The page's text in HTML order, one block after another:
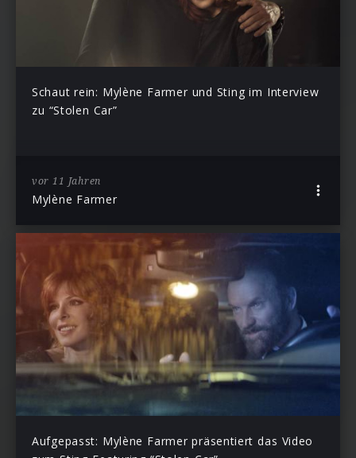
Schaut rein: Mylène Farmer und Sting im Interview
zu “Stolen Car”
vor 11 Jahren
Mylène Farmer
Aufgepasst: Mylène Farmer präsentiert das Video